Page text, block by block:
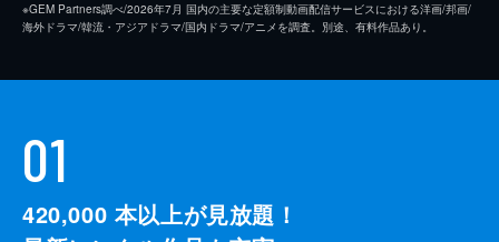
※GEM Partners調べ/2026年7⽉ 国内の主要な定額制動画配信サービスにおける洋画/邦画/
海外ドラマ/韓流・アジアドラマ/国内ドラマ/アニメを調査。別途、有料作品あり。
01
420,000 本以上が見放題！